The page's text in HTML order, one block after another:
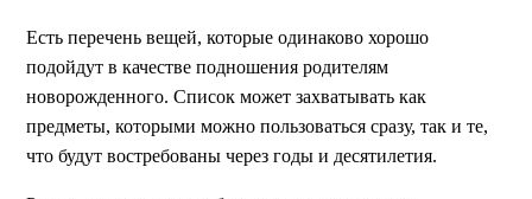
Есть перечень вещей, которые одинаково хорошо
подойдут в качестве подношения родителям
новорожденного. Список может захватывать как
предметы, которыми можно пользоваться сразу, так и те,
что будут востребованы через годы и десятилетия.